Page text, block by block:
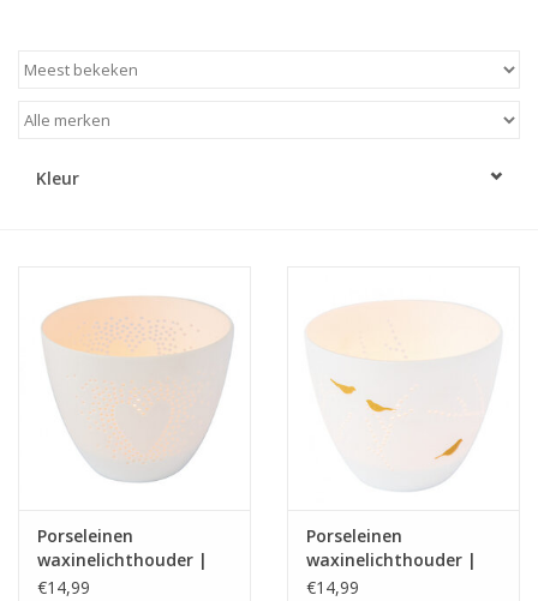
Relatiegeschenken & Bedankjes
Huisparfums
Blog
Kleur
Porseleinen
waxinelichthouder |
Poetry light | hart |
€14,99
Porseleinen
waxinelichthouder |
Poetry light | vogels |
€14,99